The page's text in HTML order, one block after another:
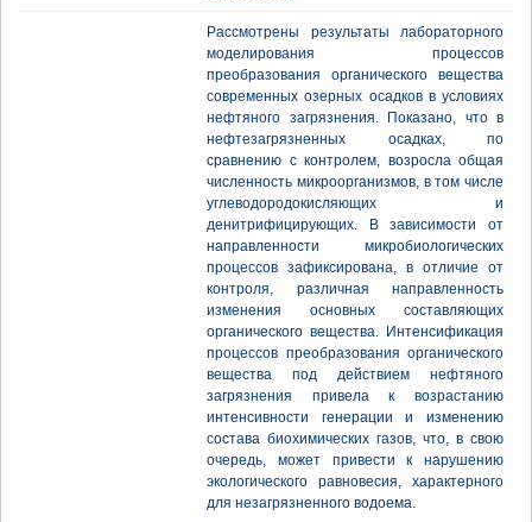
Рассмотрены результаты лабораторного
моделирования процессов
преобразования органического вещества
современных озерных осадков в условиях
нефтяного загрязнения. Показано, что в
нефтезагрязненных осадках, по
сравнению с контролем, возросла общая
численность микроорганизмов, в том числе
углеводородокисляющих и
денитрифицирующих. В зависимости от
направленности микробиологических
процессов зафиксирована, в отличие от
контроля, различная направленность
изменения основных составляющих
органического вещества. Интенсификация
процессов преобразования органического
вещества под действием нефтяного
загрязнения привела к возрастанию
интенсивности генерации и изменению
состава биохимических газов, что, в свою
очередь, может привести к нарушению
экологического равновесия, характерного
для незагрязненного водоема.